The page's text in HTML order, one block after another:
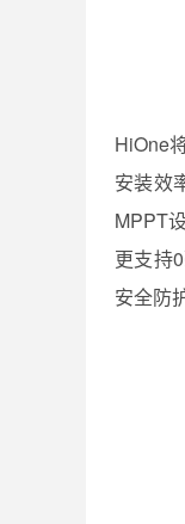
HiOne
安装效
MPPT
更支持
安全防